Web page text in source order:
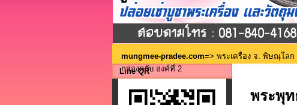
mungmee-pradee.com=> พระเครื่อง จ. พิษณุโลก
กล่องครับ องค์ที่ 2
Line QR
พระพุท